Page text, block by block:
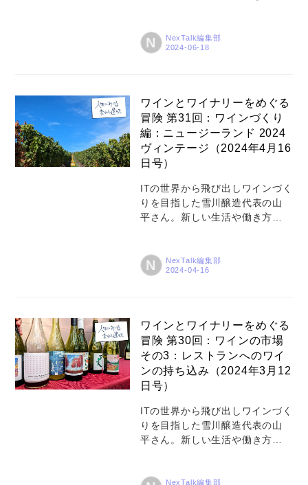
をいただいた方から「北海道・
るの...
あらましをシリーズでご紹介し
ていきます。人生における変化
ょう。 こんにちは（あるいはこ
んばんは）。 4月のニュージーラ
ンドでのワインづくりから戻っ
てきて、ばたばたと東川町のぶ
どう畑での活動に時間を取られ
てしまい、このコラムをお届け
するのが2カ月近く空いてしまい
ました。 唐突ですが、北海道で
のぶどう栽培には寒冷地ならで
温暖な地...
N NexTalk編集部
ワインとワイナリーをめぐる
冒険 第31回：ワインづくり
編：ニュージーランド 2024
ヴィンテージ（2024年4月16
日号）
ITの世界から飛び出しワインづく
りを目指した雪川醸造代表の山
平さん。新しい生活や働き方を
あらましをシリーズでご紹介し
ていきます。人生における変化
ょう。 こんにちは（あるいはこ
んばんは）。 新しい年になった
かと思ったらあっという間に年
度も変わりましたが、ワタクシ
は年度末ぎりぎりに北海道・東
川町を出発し、東京・羽田〜オ
ーストラリア・シドニーを経由
して、ニュージーランドのカン
タベリー地方に来ています。 昨
年も同じ時期にオーストラリア
リーにワインづく...
N NexTalk編集部
ワインとワイナリーをめぐる
冒険 第30回：ワインの市場
その3：レストランへのワイ
ンの持ち込み（2024年3月12
日号）
ITの世界から飛び出しワインづく
りを目指した雪川醸造代表の山
平さん。新しい生活や働き方を
NexTalk編集部